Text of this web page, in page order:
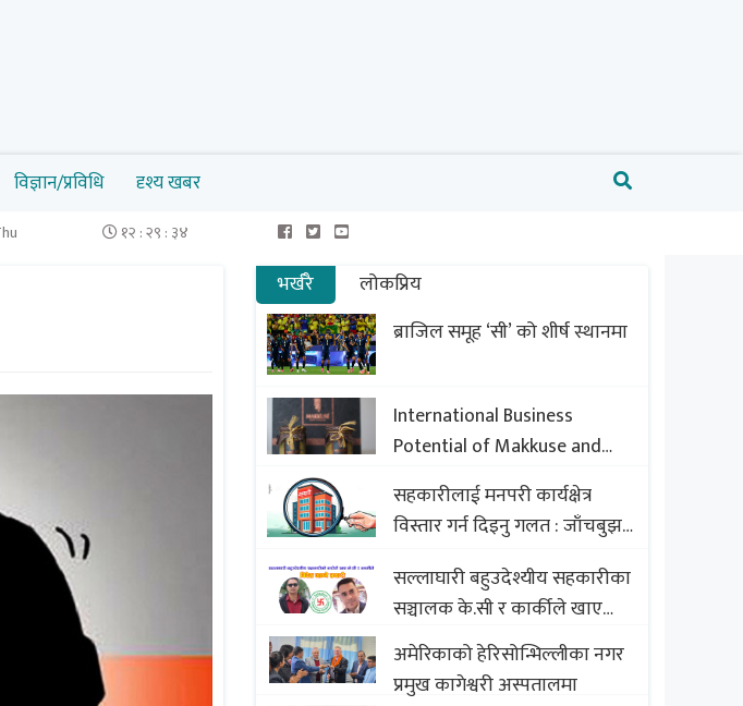
विज्ञान/प्रविधि दृश्य खबर
१२ : २९ : ३५
भर्खरै
लोकप्रिय
ब्राजिल समूह ‘सी’ को शीर्ष स्थानमा
International Business
Potential of Makkuse and
Export Opportunities of
Nepali Sweets with Global
Comparison to Baklava
सहकारीलाई मनपरी कार्यक्षेत्र
विस्तार गर्न दिइनु गलत : जाँचबुझ
सल्लाघारी बहुउदेश्यीय सहकारीका
सञ्चालक के.सी र कार्कीले खाए
सदस्यको करोडौं बचत
अमेरिकाको हेरिसोन्भिल्लीका नगर
प्रमुख कागेश्वरी अस्पतालमा